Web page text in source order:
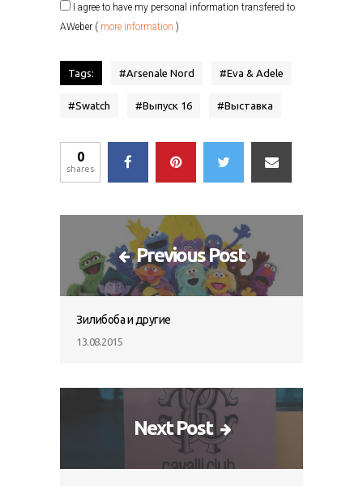
I agree to have my personal information transfered to
AWeber ( more information )
Tags: #Arsenale Nord #Eva & Adele
#Swatch #Выпуск 16 #Выставка
0
shares
Previous Post
Зилибоба и другие
13.08.2015
Next Post